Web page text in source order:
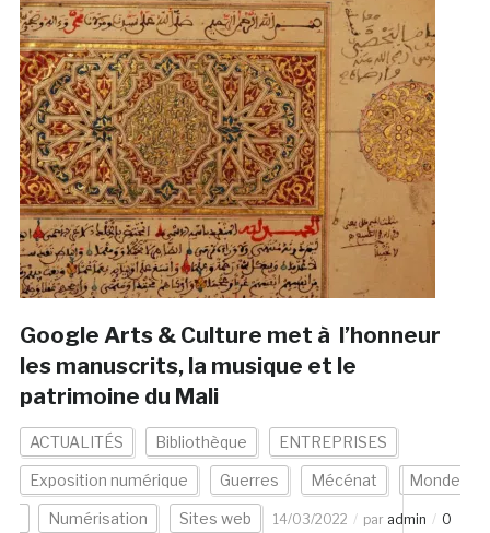
Google Arts & Culture met à l’honneur
les manuscrits, la musique et le
patrimoine du Mali
ACTUALITÉS Bibliothèque ENTREPRISES
Exposition numérique Guerres Mécénat Monde
Numérisation Sites web 14/03/2022 par admin
0